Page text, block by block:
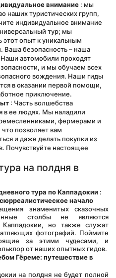
внимание : мы
наших туристических групп,
индивидуальное внимание
тур; мы
этот опыт к уникальным
Ваша безопасность – наша
автомобили проходят
и мы обучаем всех
вождения. Наши гиды
в оказании первой помощи,
приключение.
: Часть волшебства
в ее людях. Мы наладили
фермерами и
позволяет вам
и даже делать покупки из
Почувствуйте настоящее
на полдня в
тура по Каппадокии :
начало
столбы не являются
но также служат
фотографий. Поймите
за этими чудесами, и
от наших опытных гидов.
Гёреме: путешествие в